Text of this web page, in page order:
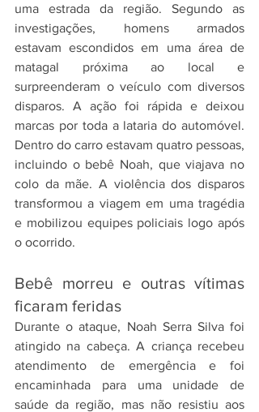
uma estrada da região. Segundo as
investigações, homens armados
estavam escondidos em uma área de
matagal próxima ao local e
surpreenderam o veículo com diversos
disparos. A ação foi rápida e deixou
marcas por toda a lataria do automóvel.
Dentro do carro estavam quatro pessoas,
incluindo o bebê Noah, que viajava no
colo da mãe. A violência dos disparos
transformou a viagem em uma tragédia
e mobilizou equipes policiais logo após
o ocorrido.
Bebê morreu e outras vítimas
ficaram feridas
Durante o ataque, Noah Serra Silva foi
atingido na cabeça. A criança recebeu
atendimento de emergência e foi
encaminhada para uma unidade de
saúde da região, mas não resistiu aos